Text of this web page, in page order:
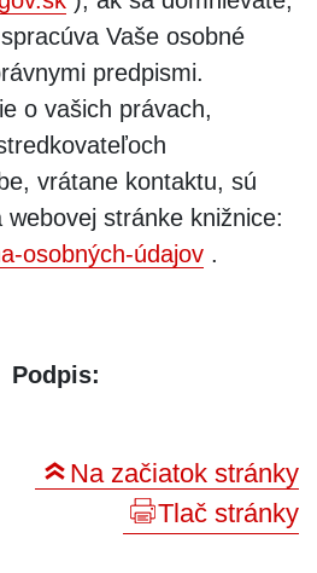
Vaše osobné
predpismi.
o vašich právach,
vrátane kontaktu, sú
stránke knižnice:
osobných-údajov .
Na začiatok stránky
Tlač stránky